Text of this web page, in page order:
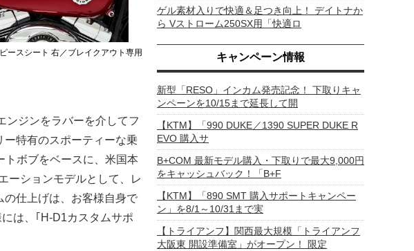
ースシート 右／ブレイクアウト専用
ンジンをラバーを介してフ
ー特有のスポーティーな乗
トボブをベースに、米国本
ーションモデルとして、レ
の仕上げは、お客様自身で
は、｢H-D1カスタムサポ
ゲル素材入りで快適＆足つき向上！ デイトナか
ら Vストローム250SX用「快適ロ
キャンペーン情報
新型「RESO」インカム発売記念！ 下取りキャ
ンペーンを10/15まで延長して開
【KTM】「990 DUKE／1390 SUPER DUKE R
EVO 購入サ
B+COM 最新モデル購入・下取りで最大9,000円
をキャッシュバック！「B+F
【KTM】「890 SMT 購入サポートキャンペー
ン」を8/1～10/31まで実
【トライアンフ】関西最大規模「トライアンフ
大阪東 開設準備室」がオープン！ 限定